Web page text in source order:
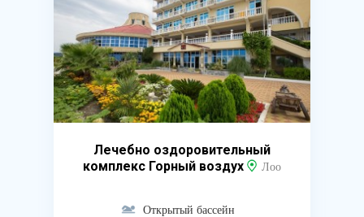
Лечебно оздоровительный
комплекс Горный воздух
Лоо
Открытый бассейн